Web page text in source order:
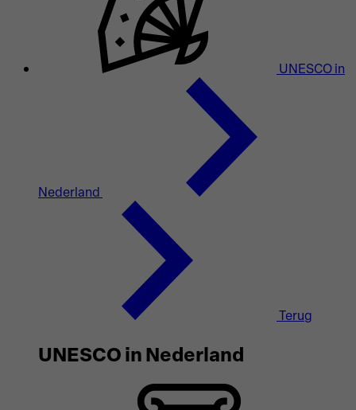
UNESCO in
Nederland
Terug
UNESCO in Nederland